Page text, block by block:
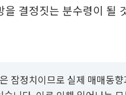
을 결정짓는 분수령이 될
잠정치이므로 실제 매매동향